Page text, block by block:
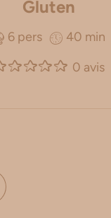
Gluten
6 pers
40 min
0 avis